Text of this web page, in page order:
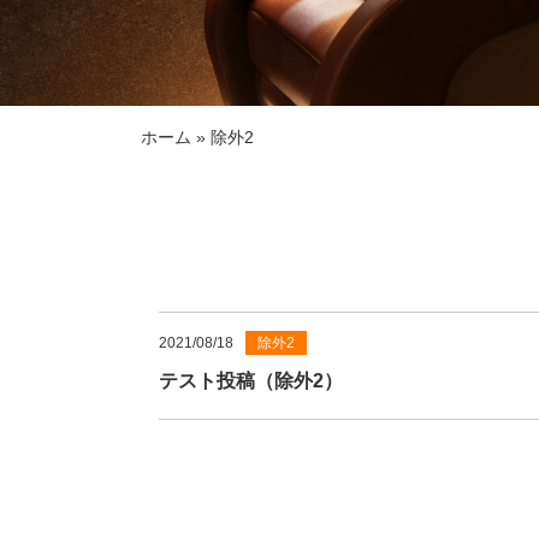
ホーム » 除外2
2021/08/18 除外2
テスト投稿（除外2）